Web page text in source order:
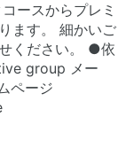
ースからプレミ
ます。 細かいご
ください。 ●依
group メー
ページ